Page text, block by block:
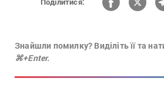
Знайшли помилку? Виділіть її та
⌘+Enter.